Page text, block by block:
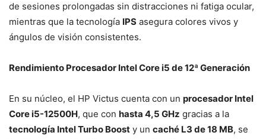
de sesiones prolongadas sin distracciones ni fatiga ocular,
mientras que la tecnología IPS asegura colores vivos y
ángulos de visión consistentes.
Rendimiento Procesador Intel Core i5 de 12ª Generación
En su núcleo, el HP Victus cuenta con un procesador Intel
Core i5-12500H, que con hasta 4,5 GHz gracias a la
tecnología Intel Turbo Boost y un caché L3 de 18 MB, se